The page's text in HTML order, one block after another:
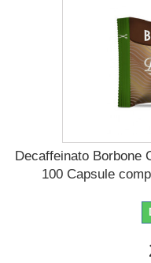
Decaffeinato Borbone
100 Capsule